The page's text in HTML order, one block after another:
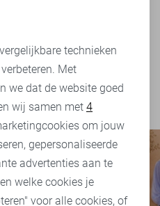
1
technieken
Met
we dat de website goed
wij samen met 4
om jouw
gepersonaliseerde
advertenties aan te
welke cookies je
voor alle cookies, of